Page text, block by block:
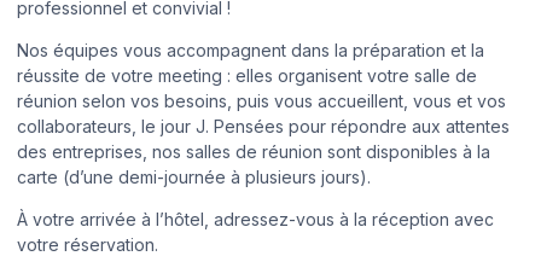
professionnel et convivial !
Nos équipes vous accompagnent dans la préparation et la
réussite de votre meeting : elles organisent votre salle de
réunion selon vos besoins, puis vous accueillent, vous et vos
collaborateurs, le jour J. Pensées pour répondre aux attentes
des entreprises, nos salles de réunion sont disponibles à la
carte (d’une demi-journée à plusieurs jours).
À votre arrivée à l’hôtel, adressez-vous à la réception avec
votre réservation.